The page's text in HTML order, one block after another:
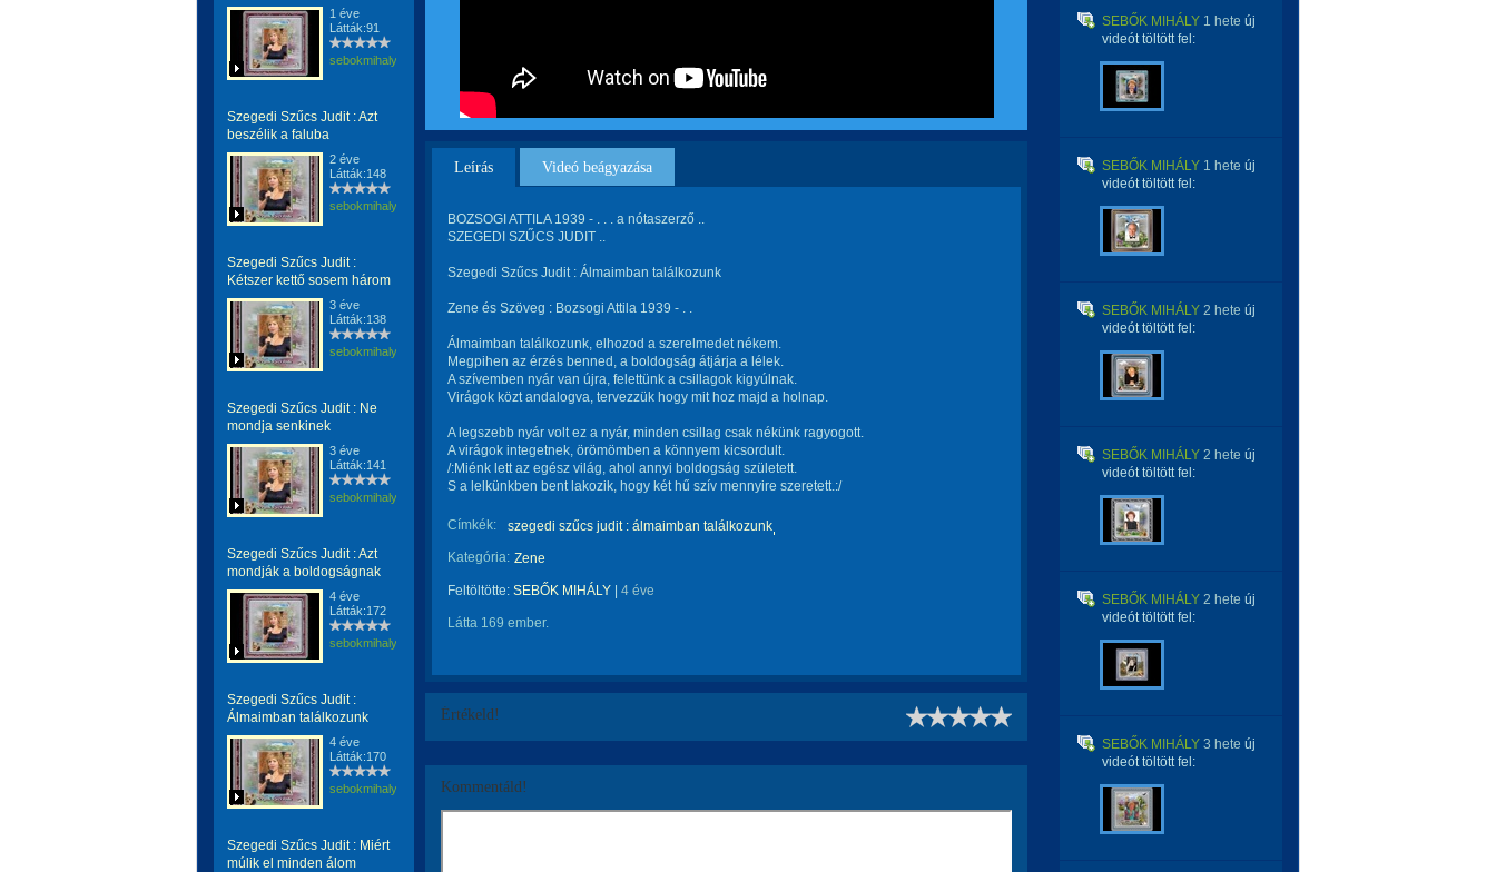
1 éve
Látták:91
sebokmihaly1961
Szegedi Szűcs Judit : Azt
beszélik a faluba
2 éve
Látták:148
sebokmihaly1961
Szegedi Szűcs Judit :
Kétszer kettő sosem három
3 éve
Látták:138
sebokmihaly1961
Szegedi Szűcs Judit : Ne
mondja senkinek
3 éve
Látták:141
sebokmihaly1961
Szegedi Szűcs Judit : Azt
mondják a boldogságnak
4 éve
Látták:172
sebokmihaly1961
Szegedi Szűcs Judit :
Álmaimban találkozunk
4 éve
Látták:170
sebokmihaly1961
Szegedi Szűcs Judit : Miért
múlik el minden álom
Leírás Videó beágyazása
BOZSOGI ATTILA 1939 - . . . a nótaszerző ..
SZEGEDI SZŰCS JUDIT ..
Szegedi Szűcs Judit : Álmaimban találkozunk
Zene és Szöveg : Bozsogi Attila 1939 - . .
Álmaimban találkozunk, elhozod a szerelmedet nékem.
Megpihen az érzés benned, a boldogság átjárja a lélek.
A szívemben nyár van újra, felettünk a csillagok kigyúlnak.
Virágok közt andalogva, tervezzük hogy mit hoz majd a holnap.
A legszebb nyár volt ez a nyár, minden csillag csak nékünk ragyogott.
A virágok integetnek, örömömben a könnyem kicsordult.
/:Miénk lett az egész világ, ahol annyi boldogság született.
S a lelkünkben bent lakozik, hogy két hű szív mennyire szeretett.:/
Címkék:
szegedi szűcs judit : álmaimban találkozunk
Kategória: Zene
Feltöltötte: SEBŐK MIHÁLY 4 éve
Látta 169 ember.
Értékeld!
Kommentáld!
SEBŐK MIHÁLY 1 hete új
videót töltött fel:
SEBŐK MIHÁLY 1 hete új
videót töltött fel:
SEBŐK MIHÁLY 2 hete új
videót töltött fel:
SEBŐK MIHÁLY 2 hete új
videót töltött fel:
SEBŐK MIHÁLY 2 hete új
videót töltött fel:
SEBŐK MIHÁLY 3 hete új
videót töltött fel: